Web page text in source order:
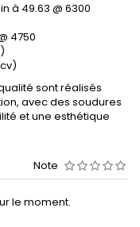
à 49.63 @ 6300
4750
sont réalisés
avec des soudures
et une esthétique
Note
le moment.